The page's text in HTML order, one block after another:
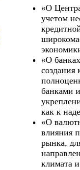
«О
учетом
«О
создания
банками
как к
«О
влияния
рынка,
климата